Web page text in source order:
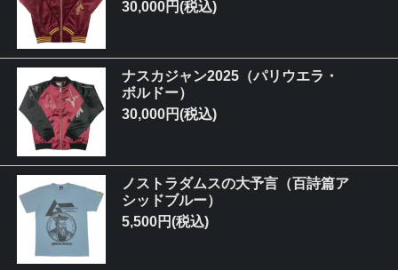
30,000円(税込)
ナスカジャン2025（パリウエラ・
ボルドー）
30,000円(税込)
ノストラダムスの大予言（百詩篇ア
シッドブルー）
5,500円(税込)